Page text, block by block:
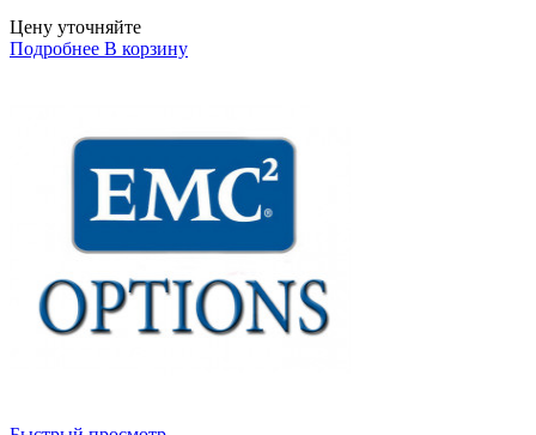
Цену уточняйте
Подробнее В корзину